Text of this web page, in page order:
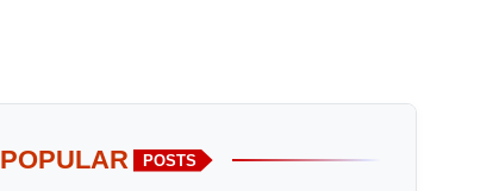
POPULAR POSTS